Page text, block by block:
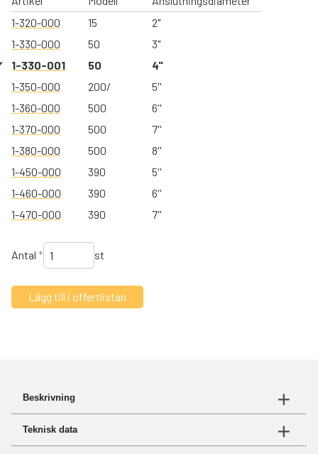
1-320-000
15
2"
1-330-000
50
3"
1-330-001
50
4"
1-350-000
200/
5''
1-360-000
500
6''
1-370-000
500
7''
1-380-000
500
8''
1-450-000
390
5''
1-460-000
390
6''
1-470-000
390 7''
Antal * st
Beskrivning
höghållfast glasförstärkt polymer och skyddar mot
Teknisk data